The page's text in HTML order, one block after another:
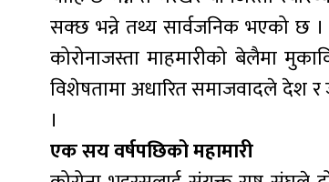
सक्छ भन्ने तथ्य सार्वजनिक भएको छ
कोरोनाजस्ता माहमारीको बेलैमा
विशेषतामा अधारित समाजवादले देश
।
एक सय वर्षपछिको महामारी